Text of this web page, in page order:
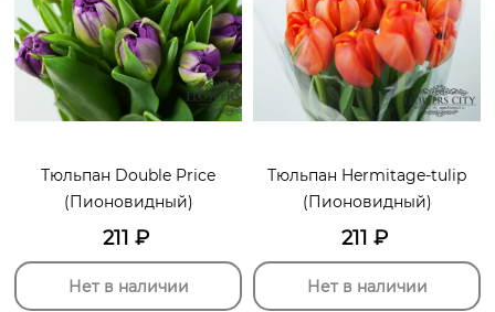
Тюльпан Double Price
(Пионовидный)
211 ₽
Нет в наличии
Тюльпан Hermitage-tulip
(Пионовидный)
211 ₽
Нет в наличии